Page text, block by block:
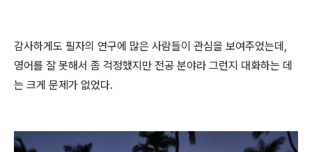
감사하게도 필자의 연구에 많은 사람들이 관심을 보여주었는데,
영어를 잘 못해서 좀 걱정했지만 전공 분야라 그런지 대화하는 데
는 크게 문제가 없었다.